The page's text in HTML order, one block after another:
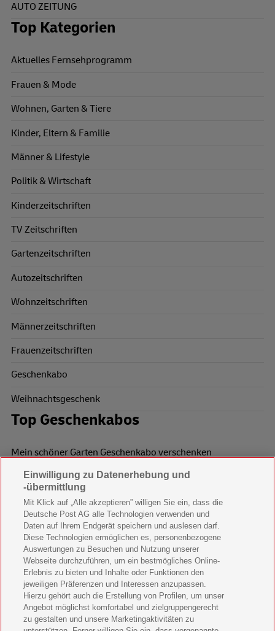
AUTO ZEITUNG
Top Kategorien
Aktuelles Fernsehprogramm
Frauen & Mode
Wohnen, Garten & Tiere
Kinder, Eltern & Familie
Männer & Lifestyle
Politik & Wirtschaft
Kinderzeitschriften
TV Zeitschriften
Gartenzeitschriften
Autozeitschriften
Wohnzeitschriften
Männerzeitschriften
Frauenzeitschriften
Geschenkabo
Weihnachtsgeschenk
Top Geschenkabos
Mein schöner Garten Geschenkabo verschenken
Wohnen & Garten Geschenkabo verschenken
Mein schönes Land Geschenkabo verschenken
Bild der Frau Geschenkabo verschenken
11 Freunde Geschenkabo verschenken
LEGO Ninjago Magazin Geschenkabo verschenken
Brigitte Geschenkabo verschenken
GEOlino Geschenkabo verschenken
Einwilligung zu Datenerhebung und
-übermittlung
Mit Klick auf „Alle akzeptieren” willigen Sie ein, dass die
Deutsche Post AG alle Technologien verwenden und
Daten auf Ihrem Endgerät speichern und auslesen darf.
Diese Technologien ermöglichen es, personenbezogene
Auswertungen zu Besuchen und Nutzung unserer
Webseite durchzuführen, um ein bestmögliches Online-
Erlebnis zu bieten und Inhalte oder Funktionen den
jeweiligen Präferenzen und Interessen anzupassen.
Hierzu gehört auch die Erstellung von Profilen, um unser
Angebot möglichst komfortabel und zielgruppengerecht
zu gestalten und unsere Marketingaktivitäten zu